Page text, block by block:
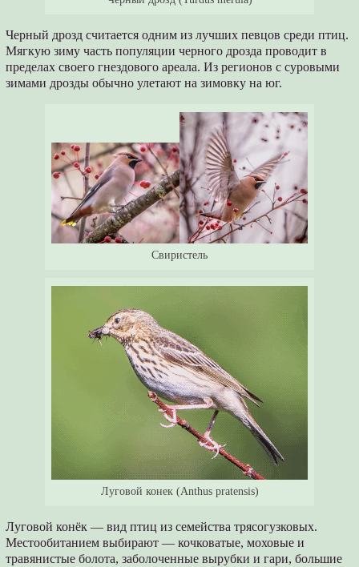
Черный дрозд считается одним из лучших певцов среди птиц.
Мягкую зиму часть популяции черного дрозда проводит в
пределах своего гнездового ареала. Из регионов с суровыми
зимами дрозды обычно улетают на зимовку на юг.
Свиристель
Луговой конек (Anthus pratensis)
Луговой конёк — вид птиц из семейства трясогузковых.
Местообитанием выбирают — кочковатые, моховые и
травянистые болота, заболоченные вырубки и гари, большие